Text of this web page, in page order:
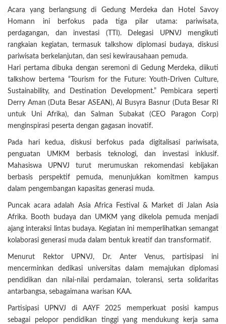
Acara yang berlangsung di Gedung Merdeka dan Hotel Savoy
Homann ini berfokus pada tiga pilar utama: pariwisata,
perdagangan, dan investasi (TTI). Delegasi UPNVJ mengikuti
rangkaian kegiatan, termasuk talkshow diplomasi budaya, diskusi
pariwisata berkelanjutan, dan sesi kewirausahaan pemuda.
Hari pertama dibuka dengan seremoni di Gedung Merdeka, diikuti
talkshow bertema “Tourism for the Future: Youth-Driven Culture,
Sustainability, and Destination Development.” Pembicara seperti
Derry Aman (Duta Besar ASEAN), Al Busyra Basnur (Duta Besar RI
untuk Uni Afrika), dan Salman Subakat (CEO Paragon Corp)
menginspirasi peserta dengan gagasan inovatif.
Pada hari kedua, diskusi berfokus pada digitalisasi pariwisata,
penguatan UMKM berbasis teknologi, dan investasi inklusif.
Mahasiswa UPNVJ turut merumuskan rekomendasi kebijakan
berbasis perspektif pemuda, menunjukkan komitmen kampus
dalam pengembangan kapasitas generasi muda.
Puncak acara adalah Asia Africa Festival & Market di Jalan Asia
Afrika. Booth budaya dan UMKM yang dikelola pemuda menjadi
ajang interaksi lintas budaya. Kegiatan ini memperlihatkan semangat
kolaborasi generasi muda dalam bentuk kreatif dan transformatif.
Menurut Rektor UPNVJ, Dr. Anter Venus, partisipasi ini
mencerminkan dedikasi universitas dalam memajukan diplomasi
pendidikan dan nilai-nilai perdamaian, toleransi, serta solidaritas
antarbangsa, sebagaimana warisan KAA.
Partisipasi UPNVJ di AAYF 2025 memperkuat posisi kampus
sebagai pelopor pendidikan tinggi yang mendukung kerja sama